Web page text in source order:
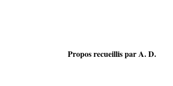
Propos recueillis par A. D.